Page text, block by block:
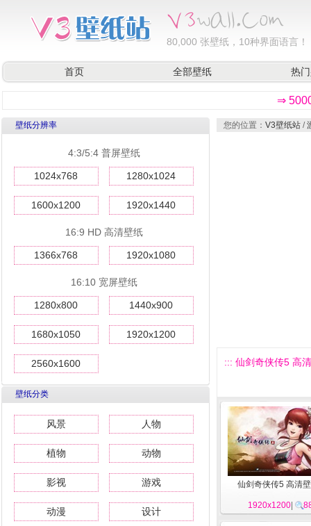
80,000 张壁纸，10种界面语言！
首页 全部壁纸 热
⇒
壁纸分辨率
4:3/5:4 普屏壁纸
1024x768 1280x1024
1600x1200 1920x1440
16:9 HD 高清壁纸
1366x768 1920x1080
16:10 宽屏壁纸
1280x800 1440x900
1680x1050 1920x1200
2560x1600
壁纸分类
风景 人物
植物 动物
影视 游戏
动漫 设计
您的位置： V3壁纸站 /
::: 仙剑奇侠传5 高
仙剑奇侠传5 高清
1920x1200